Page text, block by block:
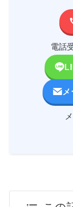
電話